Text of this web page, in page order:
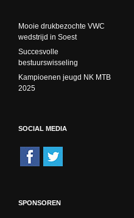
Mooie drukbezochte VWC
wedstrijd in Soest
Succesvolle
bestuurswisseling
Kampioenen jeugd NK MTB
2025
SOCIAL MEDIA
SPONSOREN